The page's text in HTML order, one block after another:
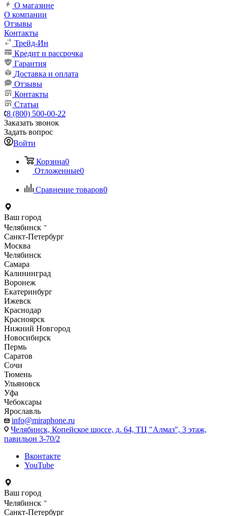
О магазине
О компании
Отзывы
Контакты
Трейд-Ин
Кредит и рассрочка
Гарантия
Доставка и оплата
Отзывы
Контакты
Статьи
8 (800) 500-00-22
Заказать звонок
Задать вопрос
Войти
Корзина0
Отложенные0
Сравнение товаров0
Ваш город
Челябинск
Санкт-Петербург
Москва
Челябинск
Самара
Калининград
Воронеж
Екатеринбург
Ижевск
Краснодар
Красноярск
Нижний Новгород
Новосибирск
Пермь
Саратов
Сочи
Тюмень
Ульяновск
Уфа
Чебоксары
Ярославль
info@miraphone.ru
Челябинск, Копейское шоссе, д. 64, ТЦ "Алмаз", 3 этаж,
павильон 3-70/2
Вконтакте
YouTube
Ваш город
Челябинск
Санкт-Петербург